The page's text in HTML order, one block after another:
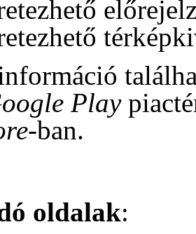
Play
ban.
oldalak: